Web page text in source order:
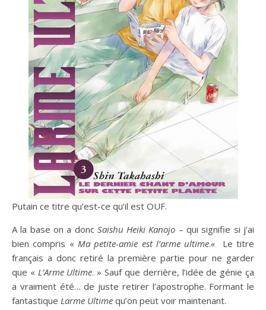
Putain ce titre qu’est-ce qu’il est OUF.
A la base on a donc Saishu Heiki Kanojo – qui signifie si j’ai
bien compris « Ma petite-amie est l’arme ultime.«
Le titre
français a donc retiré la première partie pour ne garder
que « L’Arme Ultime. » Sauf que derrière, l’idée de génie ça
a vraiment été… de juste retirer l’apostrophe. Formant le
fantastique Larme Ultime qu’on peut voir maintenant.